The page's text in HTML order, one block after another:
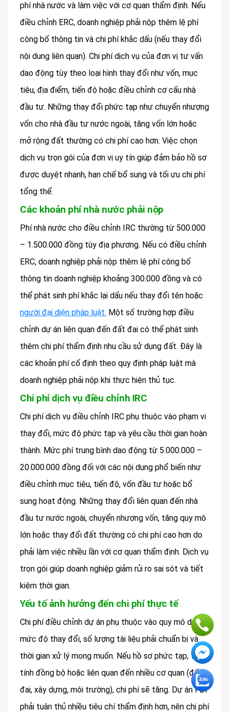
phí nhà nước và làm việc với cơ quan thẩm định. Nếu
điều chỉnh ERC, doanh nghiệp phải nộp thêm lệ phí
công bố thông tin và chi phí khắc dấu (nếu thay đổi
nội dung liên quan). Chi phí dịch vụ của đơn vị tư vấn
dao động tùy theo loại hình thay đổi như vốn, mục
tiêu, địa điểm, tiến độ hoặc điều chỉnh cơ cấu nhà
đầu tư. Những thay đổi phức tạp như chuyển nhượng
vốn cho nhà đầu tư nước ngoài, tăng vốn lớn hoặc
mở rộng đất thường có chi phí cao hơn. Việc chọn
dịch vụ trọn gói của đơn vị uy tín giúp đảm bảo hồ sơ
được duyệt nhanh, hạn chế bổ sung và tối ưu chi phí
tổng thể.
Các khoản phí nhà nước phải nộp
Phí nhà nước cho điều chỉnh IRC thường từ 500.000
– 1.500.000 đồng tùy địa phương. Nếu có điều chỉnh
ERC, doanh nghiệp phải nộp thêm lệ phí công bố
thông tin doanh nghiệp khoảng 300.000 đồng và có
thể phát sinh phí khắc lại dấu nếu thay đổi tên hoặc
người đại diện pháp luật. Một số trường hợp điều
chỉnh dự án liên quan đến đất đai có thể phát sinh
thêm chi phí thẩm định nhu cầu sử dụng đất. Đây là
các khoản phí cố định theo quy định pháp luật mà
doanh nghiệp phải nộp khi thực hiện thủ tục.
Chi phí dịch vụ điều chỉnh IRC
Chi phí dịch vụ điều chỉnh IRC phụ thuộc vào phạm vi
thay đổi, mức độ phức tạp và yêu cầu thời gian hoàn
thành. Mức phí trung bình dao động từ 5.000.000 –
20.000.000 đồng đối với các nội dung phổ biến như
điều chỉnh mục tiêu, tiến độ, vốn đầu tư hoặc bổ
sung hoạt động. Những thay đổi liên quan đến nhà
đầu tư nước ngoài, chuyển nhượng vốn, tăng quy mô
lớn hoặc thay đổi đất thường có chi phí cao hơn do
phải làm việc nhiều lần với cơ quan thẩm định. Dịch vụ
trọn gói giúp doanh nghiệp giảm rủi ro sai sót và tiết
kiệm thời gian.
Yếu tố ảnh hưởng đến chi phí thực tế
Chi phí điều chỉnh dự án phụ thuộc vào quy mô dự án,
mức độ thay đổi, số lượng tài liệu phải chuẩn bị và
thời gian xử lý mong muốn. Nếu hồ sơ phức tạp, thiếu
tính đồng bộ hoặc liên quan đến nhiều cơ quan (đất
đai, xây dựng, môi trường), chi phí sẽ tăng. Dự án FDI
phải tuân thủ nhiều tiêu chí thẩm định hơn, nên chi phí